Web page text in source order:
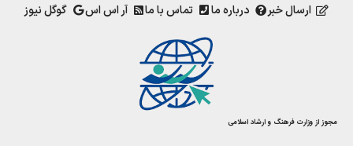
ارسال خبر درباره ما تماس با ما آر اس اس گوگل نیوز
مجوز از وزارت فرهنگ و ارشاد اسلامی